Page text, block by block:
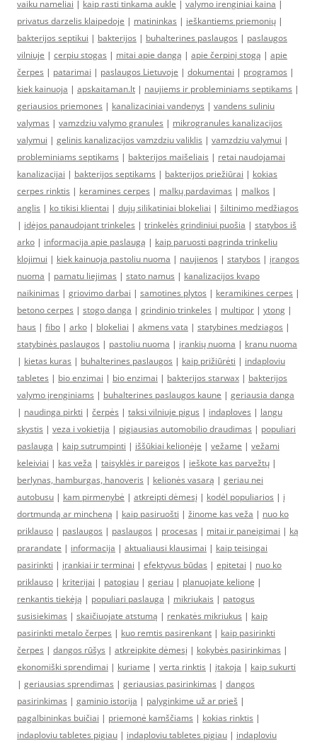
vaiku nameliai | kaip rasti tinkama aukle | valymo irenginiai kaina |
privatus darzelis klaipedoje | matininkas | ieškantiems priemonių |
bakterijos septikui | bakterijos | buhalterines paslaugos | paslaugos
vilniuje | cerpiu stogas | mitai apie dangą | apie čerpinį stogą | apie
čerpes | patarimai | paslaugos Lietuvoje | dokumentai | programos |
kiek kainuoja | apskaitaman.lt | naujiems ir probleminiams septikams |
geriausios priemones | kanalizaciniai vandenys | vandens suliniu
valymas | vamzdziu valymo granules | mikrogranules kanalizacijos
valymui | gelinis kanalizacijos vamzdziu valiklis | vamzdziu valymui |
probleminiams septikams | bakterijos maišeliais | retai naudojamai
kanalizacijai | bakterijos septikams | bakterijos priežiūrai | kokias
cerpes rinktis | keramines cerpes | malkų pardavimas | malkos |
anglis | ko tikisi klientai | dujų silikatiniai blokeliai | šiltinimo medžiagos
| idėjos panaudojant trinkeles | trinkelės grindiniui puošia | statybos iš
arko | informacija apie paslaugą | kaip paruosti pagrinda trinkeliu
klojimui | kiek kainuoja pastoliu nuoma | naujienos | statybos | įrangos
nuoma | pamatu liejimas | stato namus | kanalizacijos kvapo
naikinimas | griovimo darbai | samotines plytos | keramikines cerpes |
betono cerpes | stogo danga | grindinio trinkeles | multipor | ytong |
haus | fibo | arko | blokeliai | akmens vata | statybines medziagos |
statybinės paslaugos | pastoliu nuoma | įrankių nuoma | kranu nuoma
| kietas kuras | buhalterines paslaugos | kaip prižiūrėti | indaploviu
tabletes | bio enzimai | bio enzimai | bakterijos starwax | bakterijos
valymo įrenginiams | buhalterines paslaugos kaune | geriausia danga
| naudinga pirkti | čerpės | taksi vilniuje pigus | indaploves | langu
skystis | veza i vokietija | pigiausias automobilio draudimas | populiari
paslauga | kaip sutrumpinti | iššūkiai kelionėje | vežame | vežami
keleiviai | kas veža | taisyklės ir pareigos | ieškote kas parvežtų |
berlynas, hamburgas, hanoveris | kelionės vasarą | geriau nei
autobusu | kam pirmenybė | atkreipti dėmesį | kodėl populiarios | į
dortmundą ar mincheną | kaip pasiruošti | žinome kas veža | nuo ko
priklauso | paslaugos | paslaugos | procesas | mitai ir paneigimai | ką
prarandate | informacija | aktualiausi klausimai | kaip teisingai
pasirinkti | įrankiai ir terminai | efektyvus būdas | epitetai | nuo ko
priklauso | kriterijai | patogiau | geriau | planuojate kelionę |
renkantis tiekėją | populiari paslauga | mikriukais | patogus
susisiekimas | skaičiuojate atstumą | renkatės mikriukus | kaip
pasirinkti metalo čerpes | kuo remtis pasirenkant | kaip pasirinkti
čerpes | dangos rūšys | atkreipkite dėmesį | kokybės pasirinkimas |
ekonomiški sprendimai | kuriame | verta rinktis | įtakoja | kaip sukurti
| geriausias sprendimas | geriausias pasirinkimas | dangos
pasirinkimas | gaminio istorija | palyginkime už ar prieš |
pagalbininkas buičiai | priemonė kamščiams | kokias rinktis |
indaploviu tabletes pigiau | indaploviu tabletes pigiau | indaploviu